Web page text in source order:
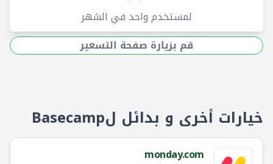
لمستخدم واحد في الشهر
قم بزيارة صفحة التسعير
خيارات أخرى و بدائل لBasecamp
monday.com